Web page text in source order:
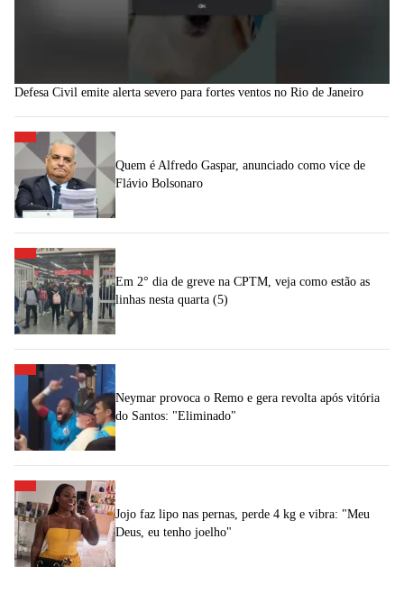
Defesa Civil emite alerta severo para fortes ventos no Rio de Janeiro
Quem é Alfredo Gaspar, anunciado como vice de
Flávio Bolsonaro
Em 2° dia de greve na CPTM, veja como estão as
linhas nesta quarta (5)
Neymar provoca o Remo e gera revolta após vitória
do Santos: "Eliminado"
Jojo faz lipo nas pernas, perde 4 kg e vibra: "Meu
Deus, eu tenho joelho"